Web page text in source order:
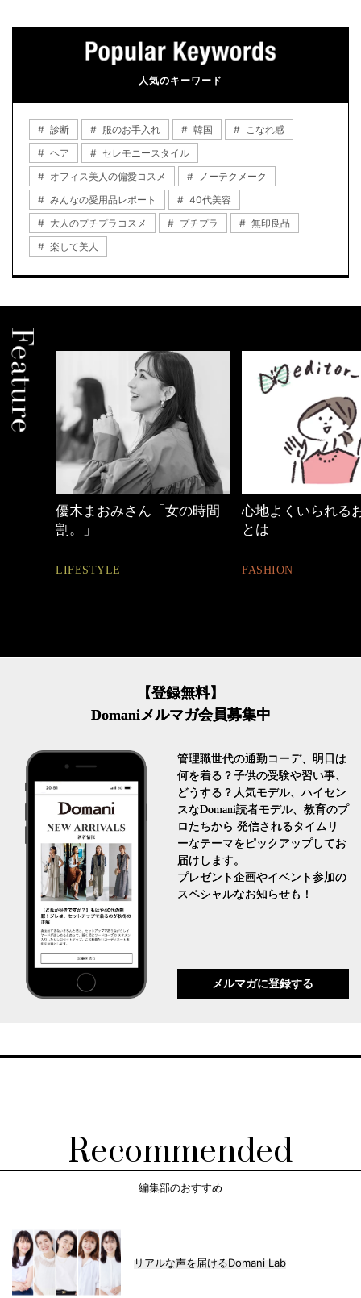
人気のキーワード
診断 服のお手入れ 韓国
こなれ感
ヘア
セレモニースタイル
オフィス美人の偏愛コスメ
ノーテクメーク
みんなの愛用品レポート
40代美容
大人のプチプラコスメ
プチプラ
無印良品
楽して美人
みさん「女の時間
心地よくいられるおしゃれ
40代
【登録無料】
Domaniメルマガ会員募集中
管理職世代の通勤コーデ、明日は
何を着る？子供の受験や習い事、
どうする？人気モデル、ハイセン
スなDomani読者モデル、教育のプ
ロたちから 発信されるタイムリ
ーなテーマをピックアップしてお
届けします。
プレゼント企画やイベント参加の
スペシャルなお知らせも！
メルマガに登録する
Recommended
編集部のおすすめ
リアルな声を届けるDomani Lab